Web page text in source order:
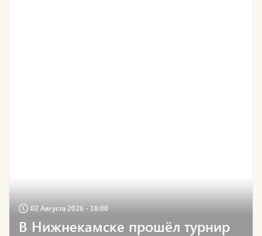
02 Августа 2026 - 18:00
В Нижнекамске прошёл турнир